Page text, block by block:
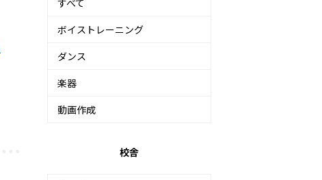
すべて
ボイストレーニング
ダンス
楽器
動画作成
校舎